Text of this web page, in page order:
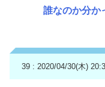
誰なのか分か
39 : 2020/04/30(木)